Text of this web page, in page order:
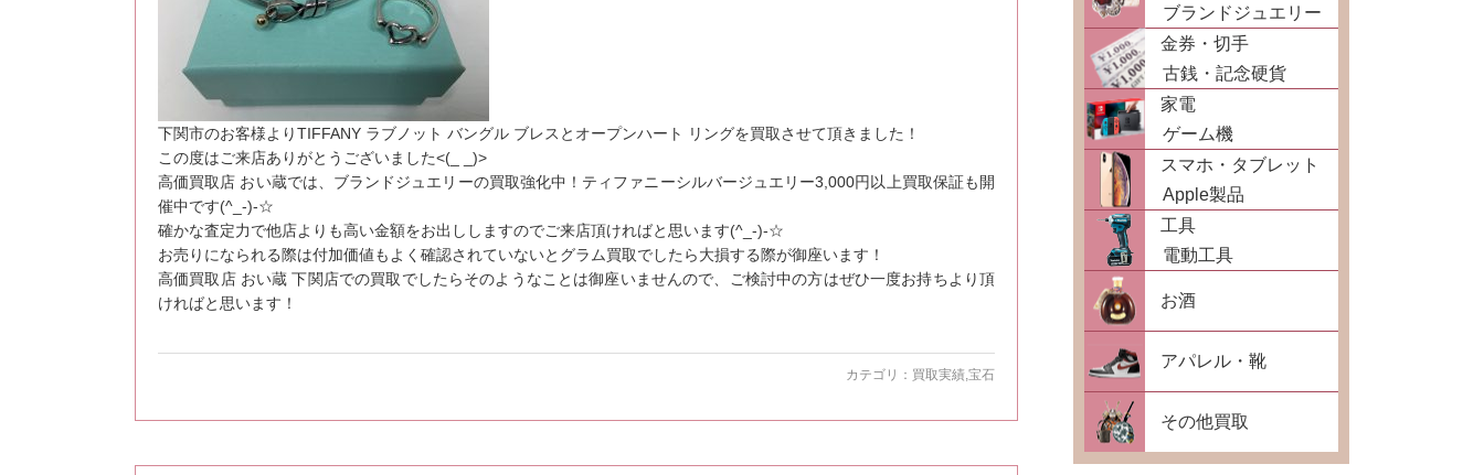
下関市のお客様よりTIFFANY ラブノット バングル ブレスとオープンハート リングを買取させて頂きました！
この度はご来店ありがとうございました<(_ _)>
高価買取店 おい蔵では、ブランドジュエリーの買取強化中！ティファニーシルバージュエリー3,000円以上買取保証も開
催中です(^_-)-☆
確かな査定力で他店よりも高い金額をお出ししますのでご来店頂ければと思います(^_-)-☆
お売りになられる際は付加価値もよく確認されていないとグラム買取でしたら大損する際が御座います！
高価買取店 おい蔵 下関店での買取でしたらそのようなことは御座いませんので、ご検討中の方はぜひ一度お持ちより頂
ければと思います！
カテゴリ： 買取実績 宝石
ブランドジュエリー
金券・切手
古銭・記念硬貨
家電
ゲーム機
スマホ・タブレット
Apple製品
工具
電動工具
お酒
アパレル・靴
その他買取